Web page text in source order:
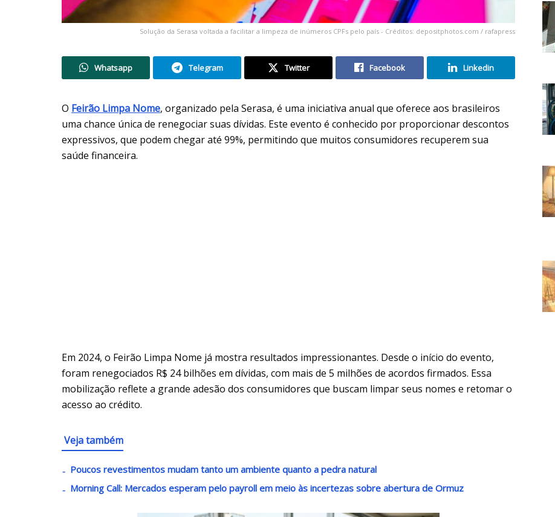
Solução da Serasa voltada a facilitar a limpeza de inúmeros CPFs pelo país - Créditos: depositphotos.com / rafapress
Whatsapp Telegram Twitter Facebook Linkedin
O Feirão Limpa Nome, organizado pela Serasa, é uma iniciativa anual que oferece aos brasileiros
uma chance única de renegociar suas dívidas. Este evento é conhecido por proporcionar descontos
expressivos, que podem chegar até 99%, permitindo que muitos consumidores recuperem sua
saúde financeira.
Em 2024, o Feirão Limpa Nome já mostra resultados impressionantes. Desde o início do evento,
foram renegociados R$ 24 bilhões em dívidas, com mais de 5 milhões de acordos firmados. Essa
mobilização reflete a grande adesão dos consumidores que buscam limpar seus nomes e retomar o
acesso ao crédito.
Veja também
Poucos revestimentos mudam tanto um ambiente quanto a pedra natural
Morning Call: Mercados esperam pelo payroll em meio às incertezas sobre abertura de Ormuz